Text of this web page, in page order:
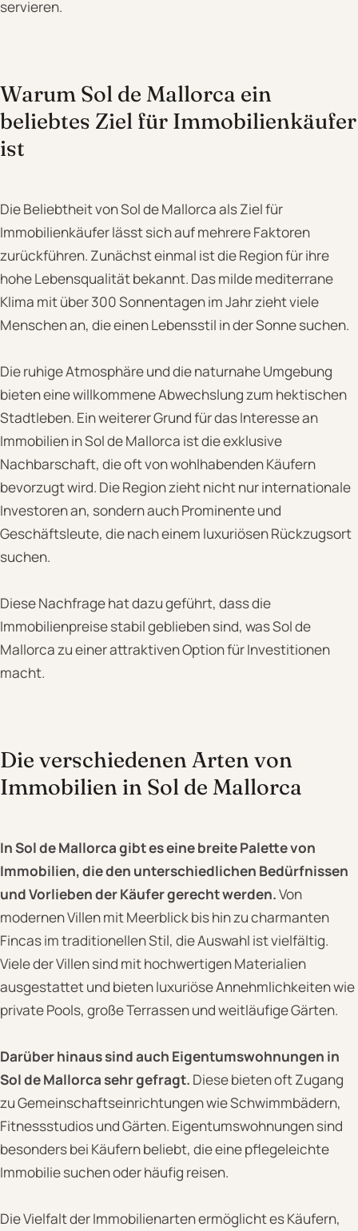
servieren.
Warum Sol de Mallorca ein
beliebtes Ziel für Immobilienkäufer
ist
Die Beliebtheit von Sol de Mallorca als Ziel für
Immobilienkäufer lässt sich auf mehrere Faktoren
zurückführen. Zunächst einmal ist die Region für ihre
hohe Lebensqualität bekannt. Das milde mediterrane
Klima mit über 300 Sonnentagen im Jahr zieht viele
Menschen an, die einen Lebensstil in der Sonne suchen.
Die ruhige Atmosphäre und die naturnahe Umgebung
bieten eine willkommene Abwechslung zum hektischen
Stadtleben. Ein weiterer Grund für das Interesse an
Immobilien in Sol de Mallorca ist die exklusive
Nachbarschaft, die oft von wohlhabenden Käufern
bevorzugt wird. Die Region zieht nicht nur internationale
Investoren an, sondern auch Prominente und
Geschäftsleute, die nach einem luxuriösen Rückzugsort
suchen.
Diese Nachfrage hat dazu geführt, dass die
Immobilienpreise stabil geblieben sind, was Sol de
Mallorca zu einer attraktiven Option für Investitionen
macht.
Die verschiedenen Arten von
Immobilien in Sol de Mallorca
In Sol de Mallorca gibt es eine breite Palette von
Immobilien, die den unterschiedlichen Bedürfnissen
und Vorlieben der Käufer gerecht werden.Von
modernen Villen mit Meerblick bis hin zu charmanten
Fincas im traditionellen Stil, die Auswahl ist vielfältig.
Viele der Villen sind mit hochwertigen Materialien
ausgestattet und bieten luxuriöse Annehmlichkeiten wie
private Pools, große Terrassen und weitläufige Gärten.
Darüber hinaus sind auch Eigentumswohnungen in
Sol de Mallorca sehr gefragt. Diese bieten oft Zugang
zu Gemeinschaftseinrichtungen wie Schwimmbädern,
Fitnessstudios und Gärten. Eigentumswohnungen sind
besonders bei Käufern beliebt, die eine pflegeleichte
Immobilie suchen oder häufig reisen.
Die Vielfalt der Immobilienarten ermöglicht es Käufern,